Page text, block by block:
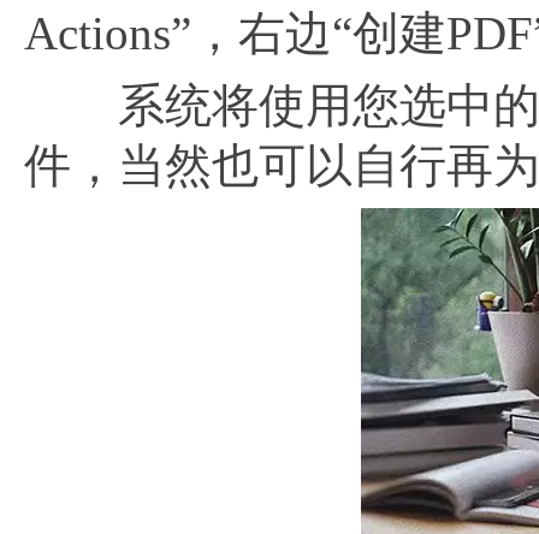
Actions”，右边“创建
系统将使用您选中的
件，当然也可以自行再